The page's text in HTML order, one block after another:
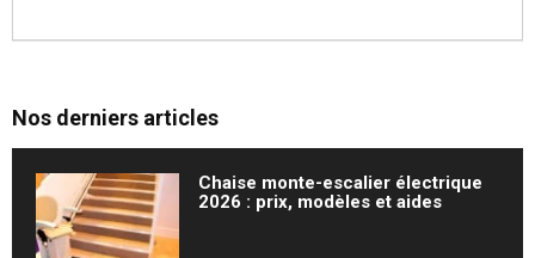
Nos derniers articles
Chaise monte-escalier électrique
2026 : prix, modèles et aides